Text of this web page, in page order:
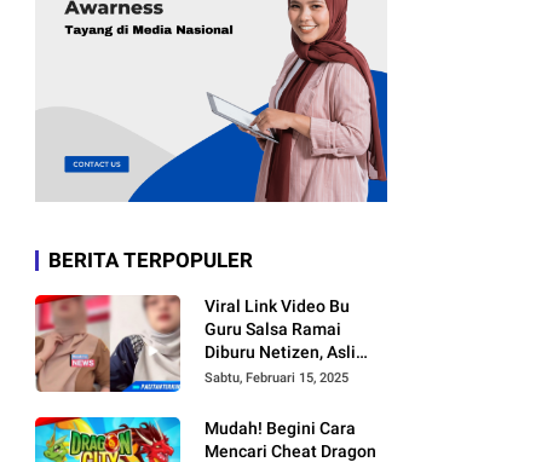
BERITA TERPOPULER
Viral Link Video Bu
Guru Salsa Ramai
Diburu Netizen, Asli
atau Setingan AI ?
Sabtu, Februari 15, 2025
Mudah! Begini Cara
Mencari Cheat Dragon